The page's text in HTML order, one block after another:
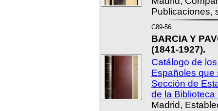
Publicaciones,
C89-56
BARCIA Y
(1841-1927).
Catálogo de
Españoles que
Sección de
de la Biblioteca
Madrid,